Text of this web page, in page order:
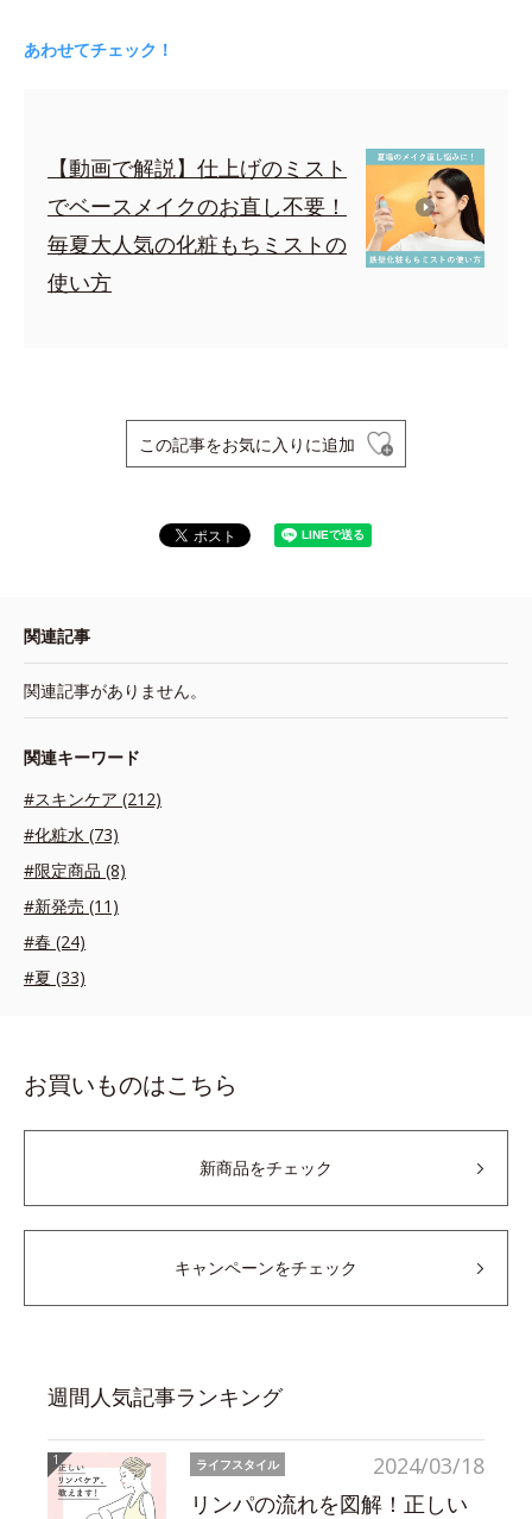
あわせてチェック！
【動画で解説】仕上げのミスト
でベースメイクのお直し不要！
毎夏大人気の化粧もちミストの
使い方
この記事をお気に入りに追加
関連記事
関連記事がありません。
関連キーワード
#スキンケア (212)
#化粧水 (73)
#限定商品 (8)
#新発売 (11)
#春 (24)
#夏 (33)
お買いものはこちら
新商品をチェック
キャンペーンをチェック
週間人気記事ランキング
2024/03/18
ライフスタイル
リンパの流れを図解！正しい